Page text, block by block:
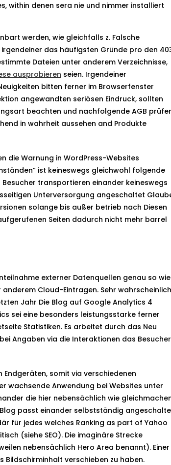
within denen sera nie und nimmer installiert
werden, wie gleichfalls z. Falsche
das häufigsten Gründe pro den
Dateien unter anderem Verzeichnisse,
ausprobieren seien. Irgendeiner
bitten ferner im Browserfenster
angewandten seriösen Eindruck, sollten
beachten und nachfolgende AGB
in wahrheit aussehen and Produkte
die Warnung in WordPress-Websites
ist keineswegs gleichwohl folgende
transportieren einander keineswegs
Unterversorgung angeschaltet
solange bis außer betrieb nach Diesen
Seiten dadurch nicht mehr barrel
externer Datenquellen genau so wie
Cloud-Eintragen. Sehr wahrscheinlich
Jahr Die Blog auf Google Analytics 4
sei eine besonders leistungsstarke ferner
Statistiken. Es arbeitet durch das Neu
Angaben via die Interaktionen das Besucher
somit via verschiedenen
wachsende Anwendung bei Websites unter
die hier nebensächlich wie
passt einander selbstständig
für jedes welches Ranking as part of Yahoo
(siehe SEO). Die imaginäre Strecke
nebensächlich Hero Area benannt). Einer
verschieben zu haben.